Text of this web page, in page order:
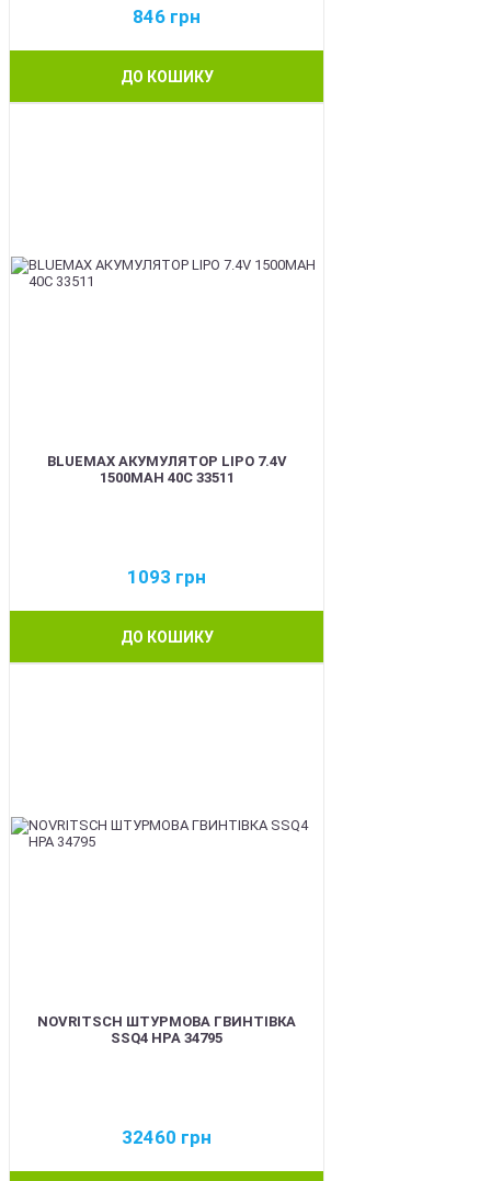
846 грн
ДО КОШИКУ
BLUEMAX АКУМУЛЯТОР LIPO 7.4V
1500MAH 40C 33511
1093 грн
ДО КОШИКУ
NOVRITSCH ШТУРМОВА ГВИНТІВКА
SSQ4 HPA 34795
32460 грн